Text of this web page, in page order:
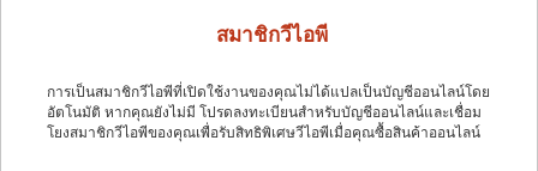
ข้อกำหนดและเงื่อนไขการซื้อสินค้าออนไลน์
สมาชิกวีไอพี
การเป็นสมาชิกวีไอพีที่เปิดใช้งานของคุณไม่ได้แปลเป็นบัญชีออนไลน์โดย
อัตโนมัติ หากคุณยังไม่มี โปรดลงทะเบียนสำหรับบัญชีออนไลน์และเชื่อม
โยงสมาชิกวีไอพีของคุณเพื่อรับสิทธิพิเศษวีไอพีเมื่อคุณซื้อสินค้าออนไลน์